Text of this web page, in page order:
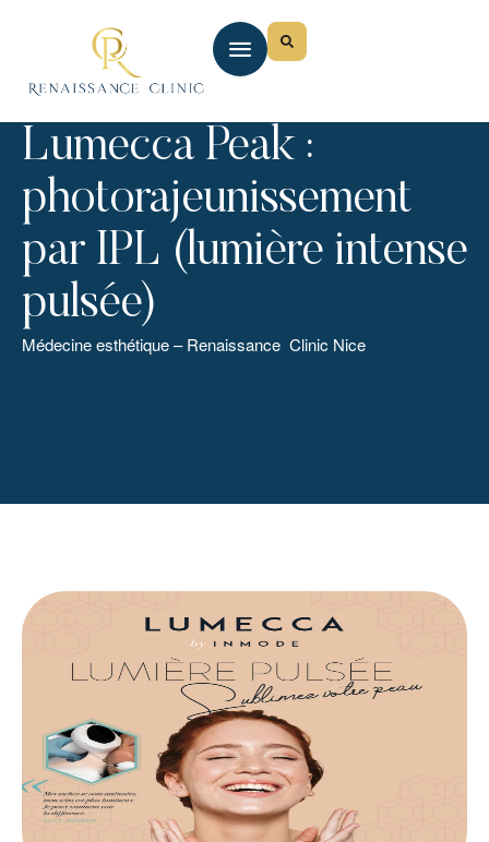
Lumecca Peak :
photorajeunissement
par IPL (lumière intense
pulsée)
Médecine esthétique – Renaissance Clinic Nice